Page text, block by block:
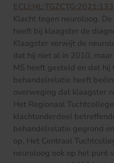
ECLI:NL:TGZCTG:2021:133
Klacht tegen neuroloog.
heeft bij klaagster de
Klaagster verwijt de
dat hij niet al in 2010,
MS heeft gesteld en dat hij
behandelrelatie heeft
overweging dat klaagster
Het Regionaal
klachtonderdeel
behandelrelatie gegrond
op. Het Centraal
neuroloog ook op het punt